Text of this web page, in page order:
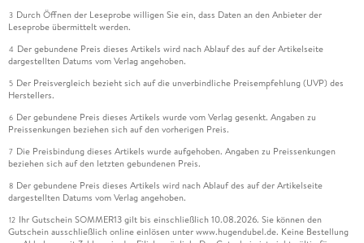
3 Durch Öffnen der Leseprobe willigen Sie ein, dass Daten an den Anbieter der
Leseprobe übermittelt werden.
4 Der gebundene Preis dieses Artikels wird nach Ablauf des auf der Artikelseite
dargestellten Datums vom Verlag angehoben.
5 Der Preisvergleich bezieht sich auf die unverbindliche Preisempfehlung (UVP) des
Herstellers.
6 Der gebundene Preis dieses Artikels wurde vom Verlag gesenkt. Angaben zu
Preissenkungen beziehen sich auf den vorherigen Preis.
7 Die Preisbindung dieses Artikels wurde aufgehoben. Angaben zu Preissenkungen
beziehen sich auf den letzten gebundenen Preis.
8 Der gebundene Preis dieses Artikels wird nach Ablauf des auf der Artikelseite
dargestellten Datums vom Verlag angehoben.
12 Ihr Gutschein SOMMER13 gilt bis einschließlich 10.08.2026. Sie können den
Gutschein ausschließlich online einlösen unter www.hugendubel.de. Keine Bestellung